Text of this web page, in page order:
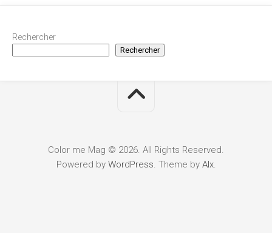
Rechercher
Rechercher
Color me Mag © 2026. All Rights Reserved.
Powered by WordPress . Theme by Alx.